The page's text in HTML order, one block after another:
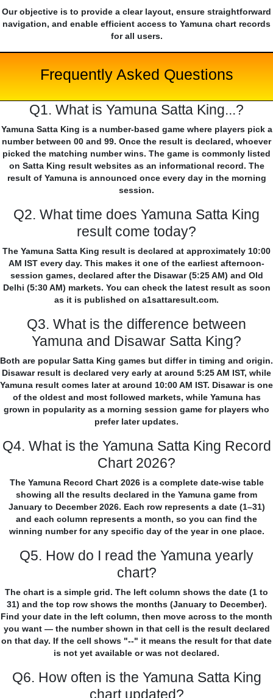
Our objective is to provide a clear layout, ensure straightforward
navigation, and enable efficient access to Yamuna chart records
for all users.
Frequently Asked Questions
Q1. What is Yamuna Satta King...?
Yamuna Satta King is a number-based game where players pick a
number between 00 and 99. Once the result is declared, whoever
picked the matching number wins. The game is commonly listed
on Satta King result websites as an informational record. The
result of Yamuna is announced once every day in the morning
session.
Q2. What time does Yamuna Satta King
result come today?
The Yamuna Satta King result is declared at approximately 10:00
AM IST every day. This makes it one of the earliest afternoon-
session games, declared after the Disawar (5:25 AM) and Old
Delhi (5:30 AM) markets. You can check the latest result as soon
as it is published on a1sattaresult.com.
Q3. What is the difference between
Yamuna and Disawar Satta King?
Both are popular Satta King games but differ in timing and origin.
Disawar result is declared very early at around 5:25 AM IST, while
Yamuna result comes later at around 10:00 AM IST. Disawar is one
of the oldest and most followed markets, while Yamuna has
grown in popularity as a morning session game for players who
prefer later updates.
Q4. What is the Yamuna Satta King Record
Chart 2026?
The Yamuna Record Chart 2026 is a complete date-wise table
showing all the results declared in the Yamuna game from
January to December 2026. Each row represents a date (1–31)
and each column represents a month, so you can find the
winning number for any specific day of the year in one place.
Q5. How do I read the Yamuna yearly
chart?
The chart is a simple grid. The left column shows the date (1 to
31) and the top row shows the months (January to December).
Find your date in the left column, then move across to the month
you want — the number shown in that cell is the result declared
on that day. If the cell shows "--" it means the result for that date
is not yet available or was not declared.
Q6. How often is the Yamuna Satta King
chart updated?